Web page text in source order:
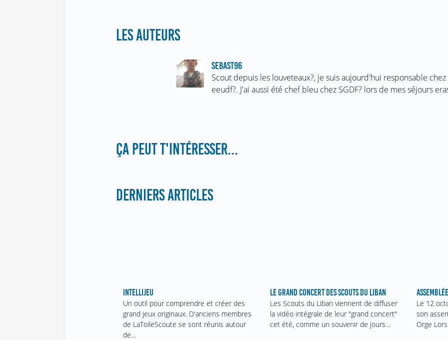
LES AUTEURS
SEBAST96
Scout depuis les louveteaux?, je suis aujourd'hui responsable chez
eeudf?. J'ai aussi été chef bleu chez SGDF? lors de mes séjours
ÇA PEUT T'INTÉRESSER...
DERNIERS ARTICLES
INTELLIJEU
Un outil pour comprendre et créer des
grand jeux originaux. D'anciens membres
de LaToileScoute se sont réunis autour
de…
LE GRAND CONCERT DES SCOUTS DU LIBAN
Les Scouts du Liban viennent de diffuser
la vidéo intégrale de leur "grand concert"
cet été, comme un souvenir de jours…
Le 12
son
Orge